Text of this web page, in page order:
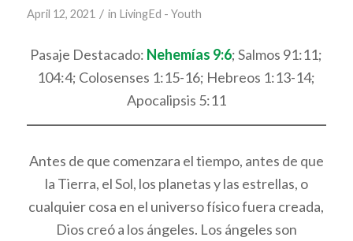
April 12, 2021 / in LivingEd - Youth
Pasaje Destacado: Nehemías 9:6; Salmos 91:11;
104:4; Colosenses 1:15-16; Hebreos 1:13-14;
Apocalipsis 5:11
Antes de que comenzara el tiempo, antes de que
la Tierra, el Sol, los planetas y las estrellas, o
cualquier cosa en el universo físico fuera creada,
Dios creó a los ángeles. Los ángeles son